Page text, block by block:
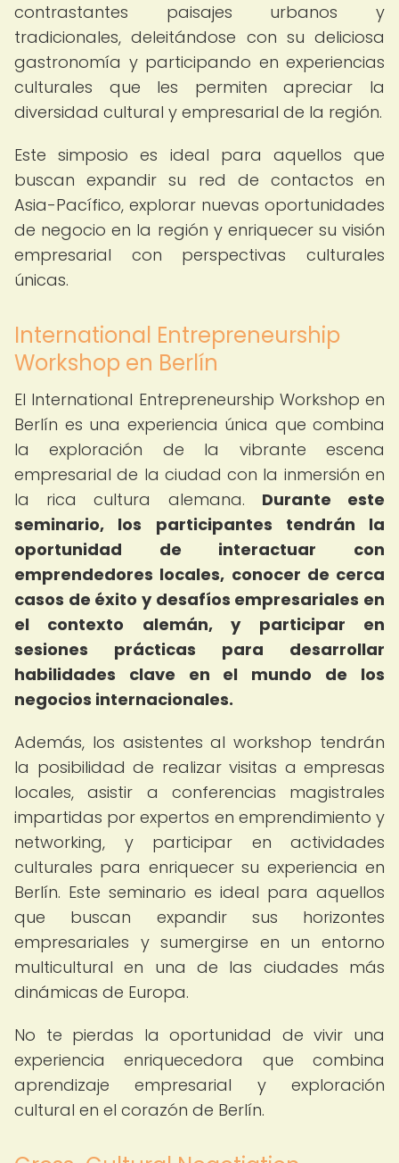
contrastantes paisajes urbanos y
tradicionales, deleitándose con su deliciosa
gastronomía y participando en experiencias
culturales que les permiten apreciar la
diversidad cultural y empresarial de la región.
Este simposio es ideal para aquellos que
buscan expandir su red de contactos en
Asia-Pacífico, explorar nuevas oportunidades
de negocio en la región y enriquecer su visión
empresarial con perspectivas culturales
únicas.
International Entrepreneurship
Workshop en Berlín
El International Entrepreneurship Workshop en
Berlín es una experiencia única que combina
la exploración de la vibrante escena
empresarial de la ciudad con la inmersión en
la rica cultura alemana. Durante este
seminario, los participantes tendrán la
oportunidad de interactuar con
emprendedores locales, conocer de cerca
casos de éxito y desafíos empresariales en
el contexto alemán, y participar en
sesiones prácticas para desarrollar
habilidades clave en el mundo de los
negocios internacionales.
Además, los asistentes al workshop tendrán
la posibilidad de realizar visitas a empresas
locales, asistir a conferencias magistrales
impartidas por expertos en emprendimiento y
networking, y participar en actividades
culturales para enriquecer su experiencia en
Berlín. Este seminario es ideal para aquellos
que buscan expandir sus horizontes
empresariales y sumergirse en un entorno
multicultural en una de las ciudades más
dinámicas de Europa.
No te pierdas la oportunidad de vivir una
experiencia enriquecedora que combina
aprendizaje empresarial y exploración
cultural en el corazón de Berlín.